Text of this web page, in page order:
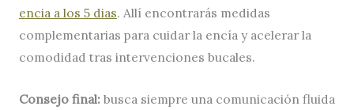
encia a los 5 dias. Allí encontrarás medidas
complementarias para cuidar la encía y acelerar la
comodidad tras intervenciones bucales.
Consejo final: busca siempre una comunicación fluida